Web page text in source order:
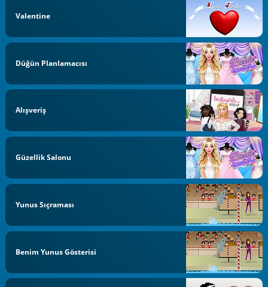
Valentine
Düğün Planlamacısı
Alışveriş
Güzellik Salonu
Yunus Sıçraması
Benim Yunus Gösterisi